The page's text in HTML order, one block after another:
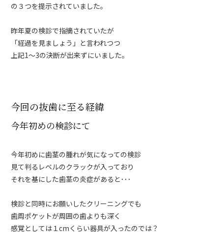
の３つを提示されていました。
昨年夏の検診で指摘されていたが
「経過を見ましょう」と言われつつ
上記1～3の決断が出来ずにいました。
今回の抜歯に至る経緯
今年初めの検診にて
今年初めに歯茎の腫れが気になっての検診
見て判るレベルのクラックが入っており
それを基にした歯茎の炎症があると･･･
検診と同時にお願いしたクリーニングでも
歯周ポケットが周囲の歯よりも深く
感覚としては１cmくらい器具が入ったのでは？